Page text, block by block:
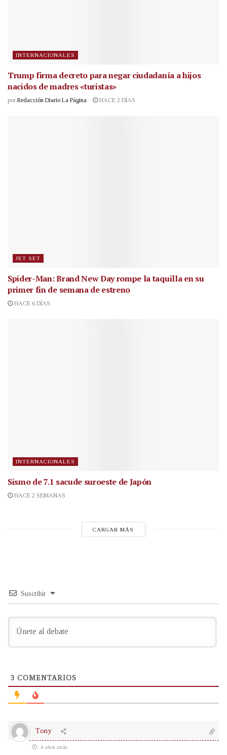
INTERNACIONALES
Trump firma decreto para negar ciudadanía a hijos
nacidos de madres «turistas»
por Redacción Diario La Página HACE 2 DÍAS
JET SET
Spider-Man: Brand New Day rompe la taquilla en su
primer fin de semana de estreno
HACE 6 DÍAS
INTERNACIONALES
Sismo de 7.1 sacude suroeste de Japón
HACE 2 SEMANAS
CARGAR MÁS
Suscribir
3 COMENTARIOS
Tony
4 años atrás